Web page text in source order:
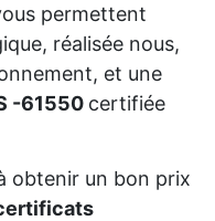
permettent
réalisée nous,
et une
-61550 certifiée
obtenir un bon prix